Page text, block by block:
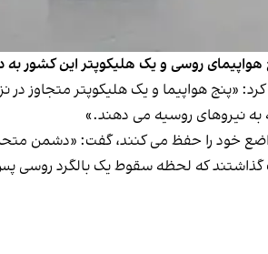
هواپیمای روسی و یک هلیکوپتر این کشور
«پنج هواپیما و یک هلیکوپتر متجاوز
نیروهای روسیه می دهند.»
مواضع خود را حفظ می کنند، گفت: «دشمن
گذاشتند که لحظه سقوط یک بالگرد روسی